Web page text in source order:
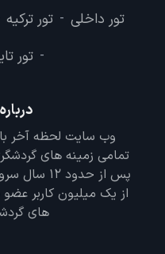
تور داخلی - تور ترکیه
- تور
وب سایت لحظه آخر
پس از
از یک میلیون کاربر عضو
های